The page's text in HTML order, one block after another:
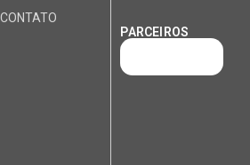
CONTATO
PARCEIROS